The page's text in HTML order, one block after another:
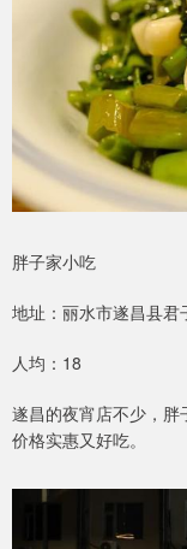
胖子家小吃
地址：丽水市遂昌县君
人均：18
遂昌的夜宵店不少，胖
价格实惠又好吃。